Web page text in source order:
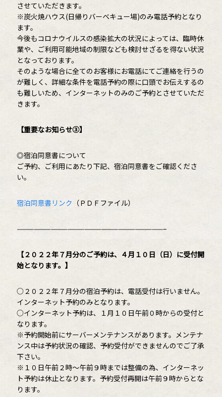
させていただきます。
※炭火焼ハウス(日帰りバーベキュー場)のみ電話予約となり
ます。
今後もコロナウイルスの感染拡大の状況によっては、臨時休
業や、ご利用可能地域の制限なども検討せざるを得ない状況
となっております。
そのような場合に全てのお客様にお電話にてご連絡を行うの
が難しく、詳細な条件を電話予約の際に口頭でお伝えするの
も難しいため、インターネットのみのご予約とさせていただ
きます。
【重要なお知らせ③】
◎宿泊同意書について
ご予約、ご利用にあたり下記、宿泊同意書をご確認くださ
い。
宿泊同意書リンク （ＰＤＦファイル）
——————————————————————————–
【２０２２年７月分のご予約は、４月１０日（日）に受付開
始となります。】
○２０２２年７月分の宿泊予約は、電話受付は行いません。
インターネット予約のみとなります。
○インターネット予約は、１月１０日午前０時からの受付と
なります。
※予約開始前にサーバーメンテナンスがあります。メンテナ
ンス中は予約状況の確認、予約受付ができませんのでご了承
下さい。
※１０日午前２時～午前９時までは整備の為、インターネッ
ト予約は休止となります。予約受付再開は午前９時からとな
ります。